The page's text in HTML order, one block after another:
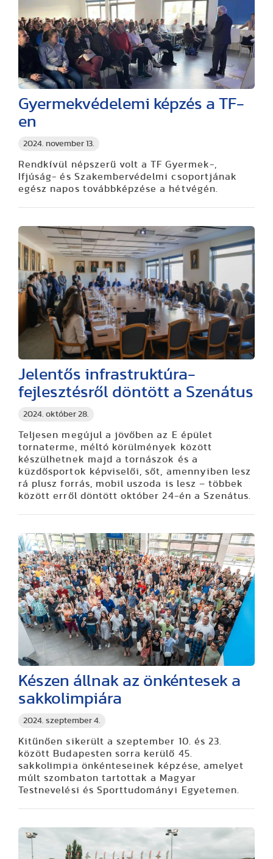
2024. november 13.
Gyermekvédelemi képzés a TF-
en
Rendkívül népszerű volt a TF Gyermek-,
Ifjúság- és Szakembervédelmi csoportjának
egész napos továbbképzése a hétvégén.
2024. október 28.
Jelentős infrastruktúra-
fejlesztésről döntött a Szenátus
Teljesen megújul a jövőben az E épület
tornaterme, méltó körülmények között
készülhetnek majd a tornászok és a
küzdősportok képviselői, sőt, amennyiben lesz
rá plusz forrás, mobil uszoda is lesz – többek
között erről döntött október 24-én a Szenátus.
2024. szeptember 4.
Készen állnak az önkéntesek a
sakkolimpiára
Kitűnően sikerült a szeptember 10. és 23.
között Budapesten sorra kerülő 45.
sakkolimpia önkénteseinek képzése, amelyet
múlt szombaton tartottak a Magyar
Testnevelési és Sporttudományi Egyetemen.